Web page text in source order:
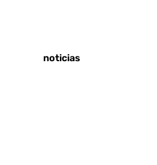
Últimas noticias